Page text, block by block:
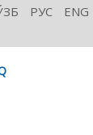
РУС ENG